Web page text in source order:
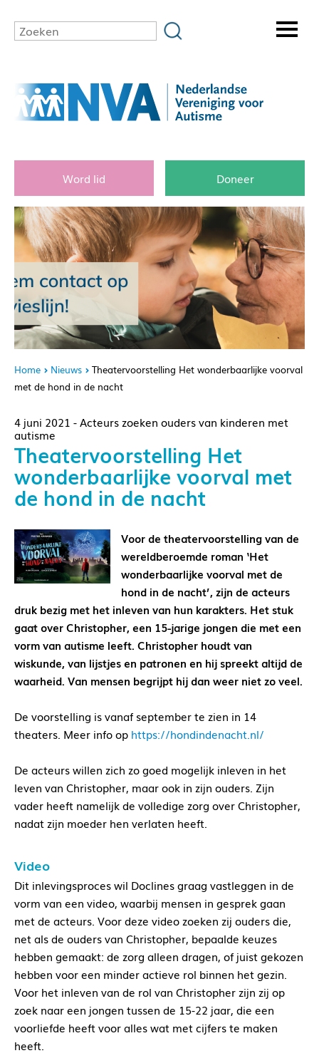
Word lid Doneer
Home Nieuws
Theatervoorstelling Het wonderbaarlijke voorval
met de hond in de nacht
4 juni 2021 - Acteurs zoeken ouders van kinderen met
autisme
Theatervoorstelling Het
wonderbaarlijke voorval met
de hond in de nacht
Voor de theatervoorstelling van de
wereldberoemde roman ‘Het
wonderbaarlijke voorval met de
hond in de nacht’, zijn de acteurs
druk bezig met het inleven van hun karakters. Het stuk
gaat over Christopher, een 15-jarige jongen die met een
vorm van autisme leeft. Christopher houdt van
wiskunde, van lijstjes en patronen en hij spreekt altijd de
waarheid. Van mensen begrijpt hij dan weer niet zo veel.
De voorstelling is vanaf september te zien in 14
theaters. Meer info op https://hondindenacht.nl/
De acteurs willen zich zo goed mogelijk inleven in het
leven van Christopher, maar ook in zijn ouders. Zijn
vader heeft namelijk de volledige zorg over Christopher,
nadat zijn moeder hen verlaten heeft.
Video
Dit inlevingsproces wil Doclines graag vastleggen in de
vorm van een video, waarbij mensen in gesprek gaan
met de acteurs. Voor deze video zoeken zij ouders die,
net als de ouders van Christopher, bepaalde keuzes
hebben gemaakt: de zorg alleen dragen, of juist gekozen
hebben voor een minder actieve rol binnen het gezin.
Voor het inleven van de rol van Christopher zijn zij op
zoek naar een jongen tussen de 15-22 jaar, die een
voorliefde heeft voor alles wat met cijfers te maken
heeft.